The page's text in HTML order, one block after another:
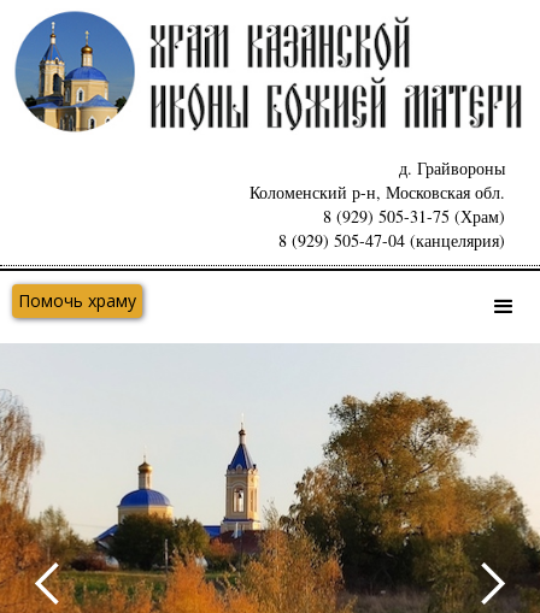
д. Грайвороны
Коломенский р-н, Московская обл.
8 (929) 505-31-75 (Храм)
8 (929) 505-47-04 (канцелярия)
Помочь храму